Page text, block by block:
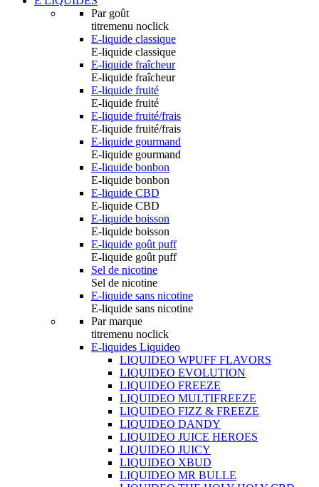
Par goût
titremenu noclick
E-liquide classique
E-liquide classique
E-liquide fraîcheur
E-liquide fraîcheur
E-liquide fruité
E-liquide fruité
E-liquide fruité/frais
E-liquide fruité/frais
E-liquide gourmand
E-liquide gourmand
E-liquide bonbon
E-liquide bonbon
E-liquide CBD
E-liquide CBD
E-liquide boisson
E-liquide boisson
E-liquide goût puff
E-liquide goût puff
Sel de nicotine
Sel de nicotine
E-liquide sans nicotine
E-liquide sans nicotine
Par marque
titremenu noclick
E-liquides Liquideo
LIQUIDEO WPUFF FLAVORS
LIQUIDEO EVOLUTION
LIQUIDEO FREEZE
LIQUIDEO MULTIFREEZE
LIQUIDEO FIZZ & FREEZE
LIQUIDEO DANDY
LIQUIDEO JUICE HEROES
LIQUIDEO JUICY
LIQUIDEO XBUD
LIQUIDEO MR BULLE